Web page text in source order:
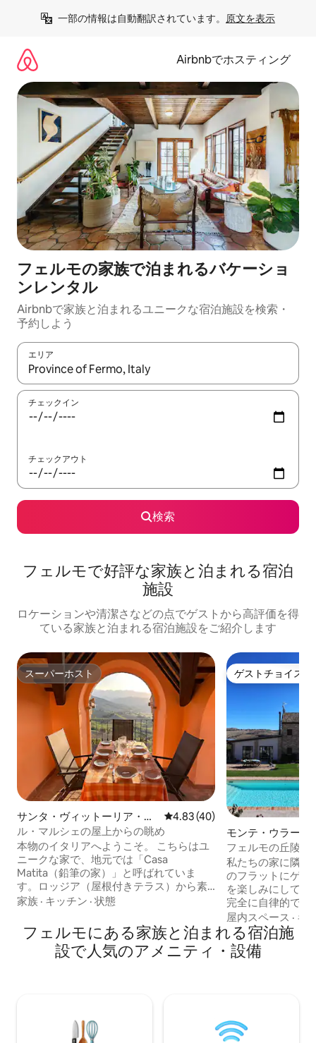
一部の情報は自動翻訳されています。 原文を表示
Airbnbでホスティング
フェルモの家族で泊まれるバケーショ
ンレンタル
Airbnbで家族と泊まれるユニークな宿泊施設を検索・
予約しよう
エリア
検索結果が表示されたら、上下の矢印キーを使って移動するか
チェックイン
チェックアウト
検索
フェルモで好評な家族と泊まれる宿泊
施設
ロケーションや清潔さなどの点でゲストから高評価を得
ている家族と泊まれる宿泊施設をご紹介します
スーパーホスト
スーパーホスト
サンタ・ヴィットーリア・イ
ン・マテナーノの一軒家
レビュー40件、5つ星中4.83つ
4.83 (40)
ル・マルシェの屋上からの眺め
本物のイタリアへようこそ。 こちらはユ
ニークな家で、地元では「Casa
Matita（鉛筆の家）」と呼ばれていま
す。ロッジア（屋根付きテラス）から素
晴らしい景色が待っています。 サンタ・
らしい夕日を眺めながらリラックスした
り、読書したり、プロセッコを飲んだ
り、食事をしたりしてください。 丘の上
車場は50m、お店/パン屋/タヴェルナは
200mです。
家族 · キッチン · 状態
ゲストチョイス
ゲストチョイス
モンテ・ウラーノ
フェルモの丘陵地
フラヴィア
私たちの家に隣接
のフラットにゲス
を楽しみにしてい
完全に自律的で、
ます。 大きな庭付きの物件は、山から30
分、海から15分の
ーノの丘に囲まれていま
構成は次の通り
屋内スペース · キ
フェルモにある家族と泊まれる宿泊施
設で人気のアメニティ・設備